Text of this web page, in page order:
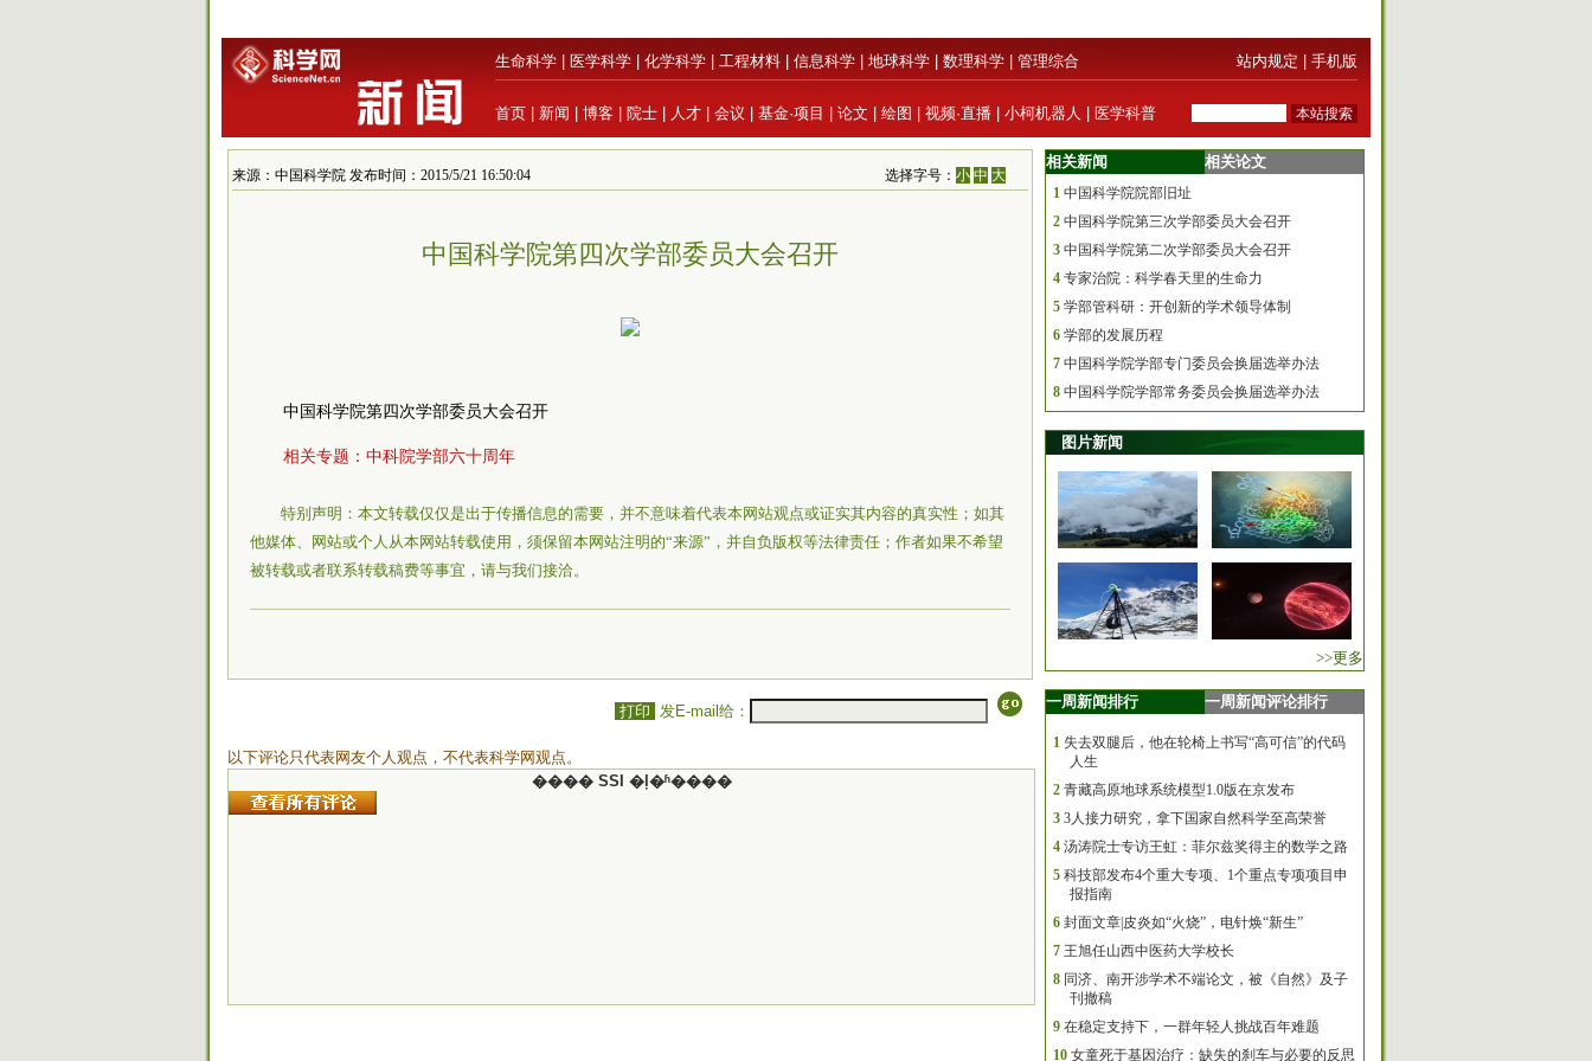
生命科学 医学科学 化学科学 工程材料 信息科学 地球科学 数理科学 管理综合 站内规定 手机版
首页 新闻 博客 院士 人才 会议 基金·项目 论文 绘图 视频·直播 小柯机器人 医学科普
来源：中国科学院 发布时间：2015/5/21 16:50:04 选择字号：小 中 大
中国科学院第四次学部委员大会召开
中国科学院第四次学部委员大会召开
相关专题： 中科院学部六十周年
特别声明：本文转载仅仅是出于传播信息的需要，并不意味着代表本网站观点或证实其内容的真实性；如其
他媒体、网站或个人从本网站转载使用，须保留本网站注明的“来源”，并自负版权等法律责任；作者如果不希望
被转载或者联系转载稿费等事宜，请与我们接洽。
打印 发E-mail给：
以下评论只代表网友个人观点，不代表科学网观点。
���� SSI �ļ�ʱ����
相关新闻 相关论文
1 中国科学院院部旧址
2 中国科学院第三次学部委员大会召开
3 中国科学院第二次学部委员大会召开
4 专家治院：科学春天里的生命力
5 学部管科研：开创新的学术领导体制
6 学部的发展历程
7 中国科学院学部专门委员会换届选举办法
8 中国科学院学部常务委员会换届选举办法
图片新闻
>>更多
一周新闻排行 一周新闻评论排行
1 失去双腿后，他在轮椅上书写“高可信”的代码
人生
2 青藏高原地球系统模型1.0版在京发布
3 3人接力研究，拿下国家自然科学至高荣誉
4 汤涛院士专访王虹：菲尔兹奖得主的数学之路
5 科技部发布4个重大专项、1个重点专项项目申
报指南
6 封面文章|皮炎如“火烧”，电针焕“新生”
7 王旭任山西中医药大学校长
8 同济、南开涉学术不端论文，被《自然》及子
刊撤稿
9 在稳定支持下，一群年轻人挑战百年难题
10 女童死于基因治疗：缺失的刹车与必要的反思